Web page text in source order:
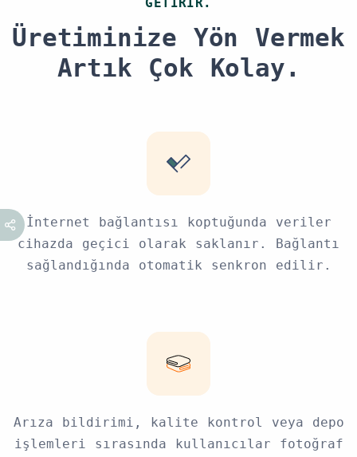
Üretiminize Yön Vermek
Artık Çok Kolay.
İnternet bağlantısı koptuğunda veriler
cihazda geçici olarak saklanır. Bağlantı
sağlandığında otomatik senkron edilir.
Arıza bildirimi, kalite kontrol veya depo
işlemleri sırasında kullanıcılar fotoğraf